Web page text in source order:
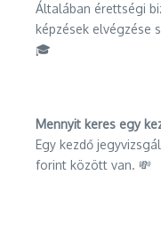
Általában érettségi
képzések elvégzése
🎓
Mennyit keres egy
Egy kezdő
forint között van. 💸